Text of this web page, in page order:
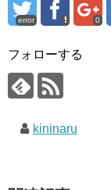
error 0
フォローする
kininaru